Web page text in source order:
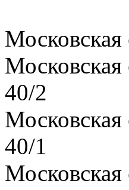
Московская
40/2
Московская
40/1
Московская